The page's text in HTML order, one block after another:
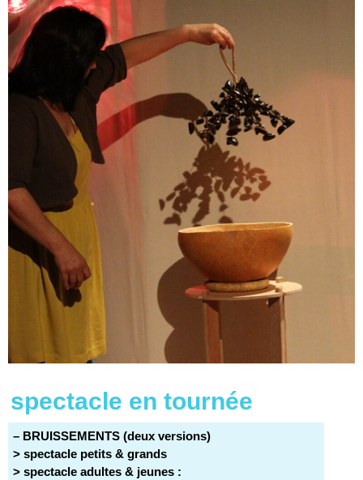
spectacle en tournée
– BRUISSEMENTS (deux versions)
> spectacle petits & grands
> spectacle adultes & jeunes :